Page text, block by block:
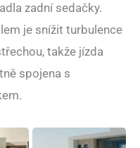
zadní sedačky.
je snížit turbulence
takže jízda
spojena s